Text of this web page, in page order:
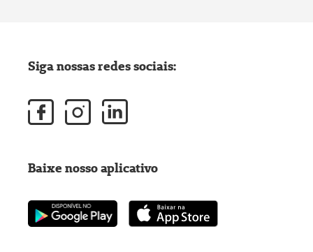
Siga nossas redes sociais:
Baixe nosso aplicativo